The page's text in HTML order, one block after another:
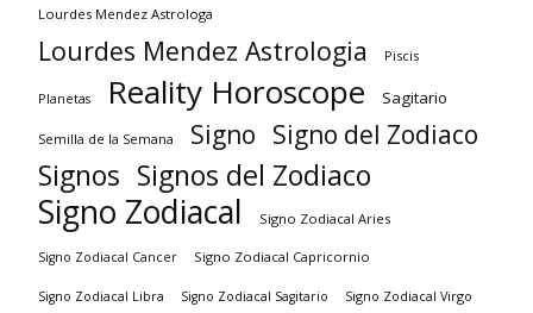
Lourdes Mendez Astrologa
Lourdes Mendez Astrologia Piscis
Planetas Reality Horoscope Sagitario
Semilla de la Semana Signo Signo del Zodiaco
Signos Signos del Zodiaco
Signo Zodiacal Signo Zodiacal Aries
Signo Zodiacal Cancer Signo Zodiacal Capricornio
Signo Zodiacal Libra Signo Zodiacal Sagitario Signo Zodiacal Virgo